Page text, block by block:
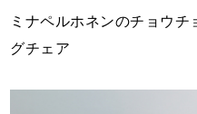
ミナペルホネンのチョウチ
グチェア